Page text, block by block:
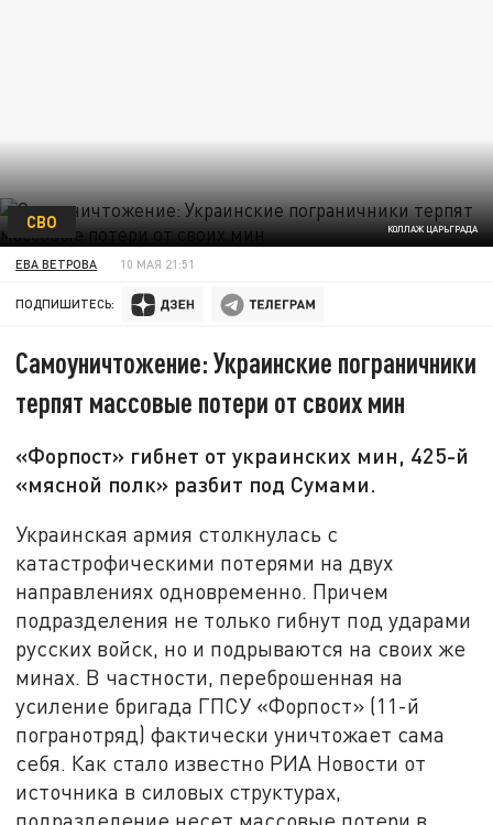
КОЛЛАЖ ЦАРЬГРАДА
СВО
ЕВА ВЕТРОВА 10 МАЯ 21:51
ПОДПИШИТЕСЬ:
Самоуничтожение: Украинские пограничники
терпят массовые потери от своих мин
«Форпост» гибнет от украинских мин, 425-й
«мясной полк» разбит под Сумами.
Украинская армия столкнулась с
катастрофическими потерями на двух
направлениях одновременно. Причем
подразделения не только гибнут под ударами
русских войск, но и подрываются на своих же
минах. В частности, переброшенная на
усиление бригада ГПСУ «Форпост» (11-й
погранотряд) фактически уничтожает сама
себя. Как стало известно РИА Новости от
источника в силовых структурах,
подразделение несет массовые потери в